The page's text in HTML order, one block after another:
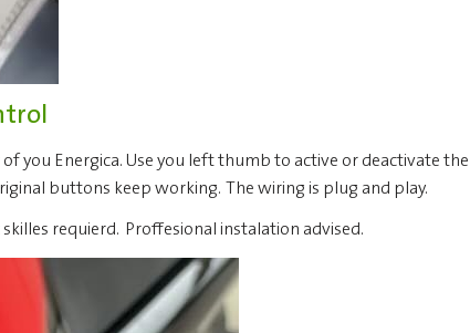
Energica. Use you left thumb to active or deactivate
buttons keep working. The wiring is plug and play.
requierd. Proffesional instalation advised.